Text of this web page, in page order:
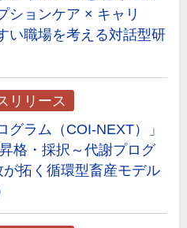
ションケア × キャリ
職場を考える対話型研
リリース
グラム（COI-NEXT）」
格・採択～代謝プログ
拓く循環型畜産モデル